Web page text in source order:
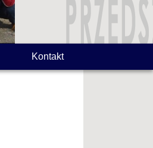
Kontakt